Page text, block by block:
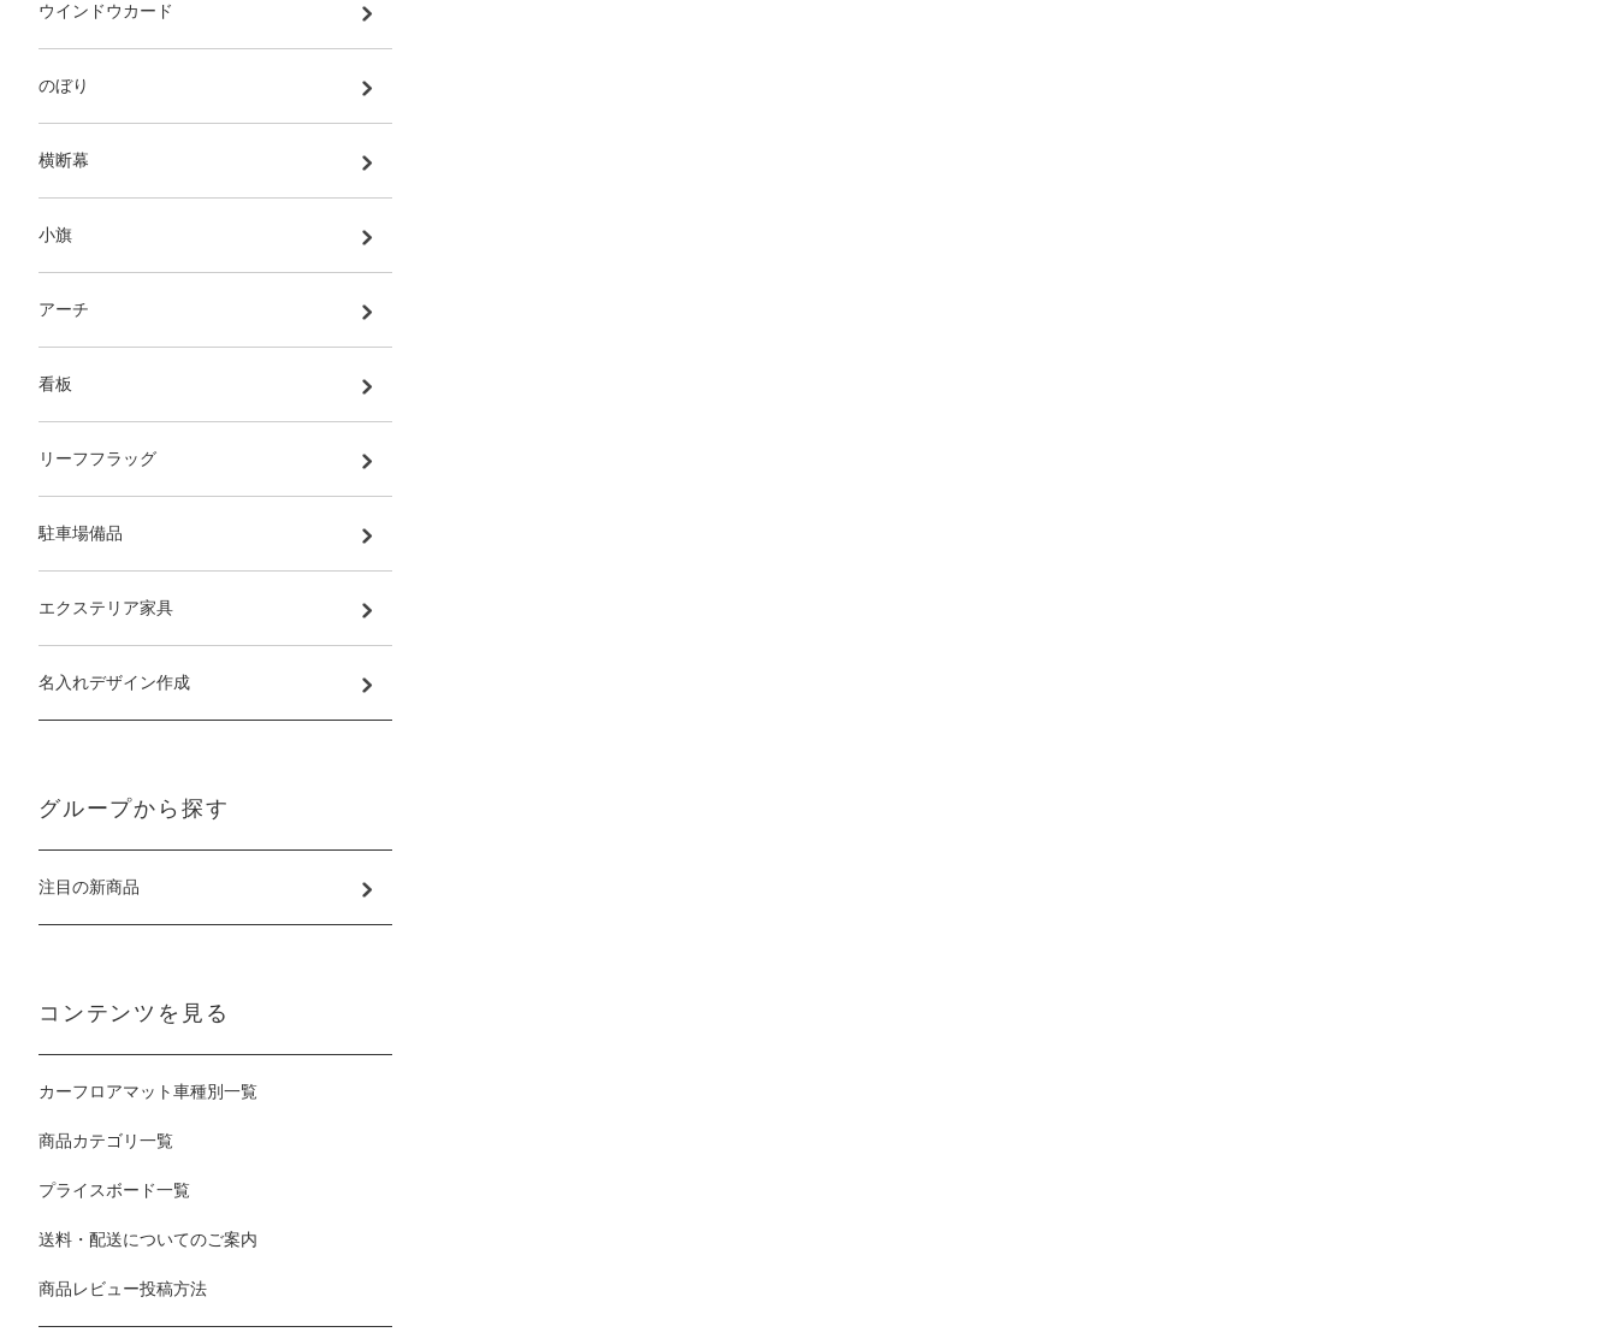
ウインドウカード
のぼり
横断幕
小旗
アーチ
看板
リーフフラッグ
駐車場備品
エクステリア家具
名入れデザイン作成
グループから探す
注目の新商品
コンテンツを見る
カーフロアマット車種別一覧
商品カテゴリ一覧
プライスボード一覧
送料・配送についてのご案内
商品レビュー投稿方法